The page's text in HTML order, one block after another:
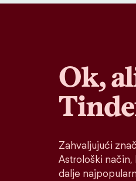
Ok,
Zahvaljujući
Astrološki
dalje